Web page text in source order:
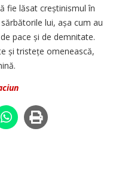
fie lăsat creștinismul în
lui, așa cum au
pace și de demnitate.
și tristețe omenească,